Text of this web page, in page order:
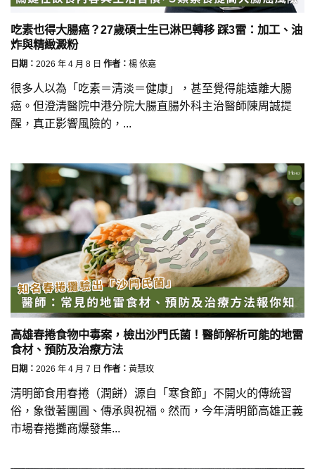
吃素也得大腸癌？27歲碩士生已淋巴轉移 踩3雷：加工、油
炸與精緻澱粉
日期： 2026 年 4 月 8 日 作者： 楊 依嘉
很多人以為「吃素＝清淡＝健康」，甚至覺得能遠離大腸
癌。但澄清醫院中港分院大腸直腸外科主治醫師陳周誠提
醒，真正影響風險的，...
高雄春捲食物中毒案，檢出沙門氏菌！醫師解析可能的地雷
食材、預防及治療方法
日期： 2026 年 4 月 7 日 作者： 黃慧玫
清明節食用春捲（潤餅）源自「寒食節」不開火的傳統習
俗，象徵著團圓、傳承與祝福。然而，今年清明節高雄正義
市場春捲攤商爆發集...